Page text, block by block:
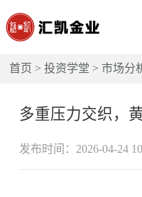
首页 >投资学堂 >市场分
多重压力交织，
发布时间：2026-04-24